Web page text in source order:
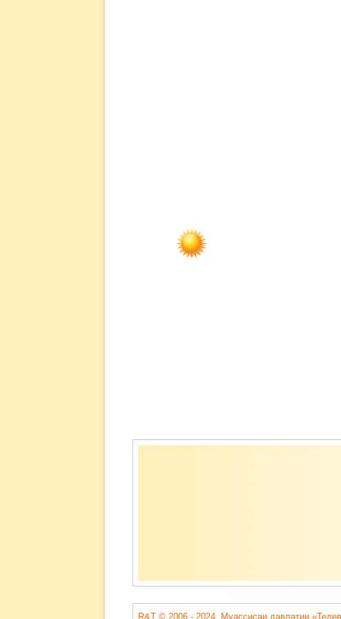
Содержимое
R&T © 2006 - 2024. Муассисаи давлатии